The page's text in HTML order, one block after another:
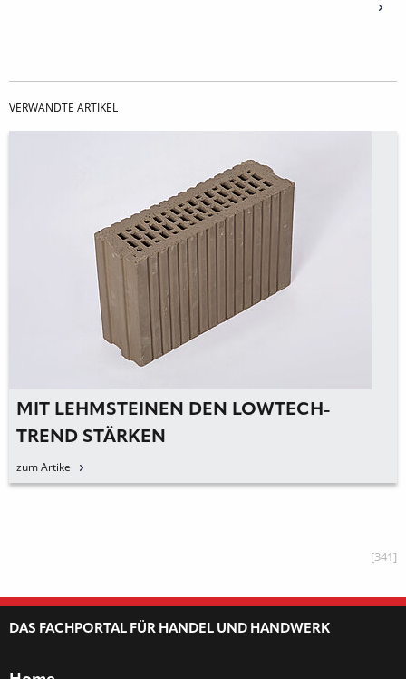
VERWANDTE ARTIKEL
LEHMSTEINEN DEN LOWTECH-
STÄRKEN
Artikel
[341]
DAS FACHPORTAL FÜR HANDEL UND HANDWERK